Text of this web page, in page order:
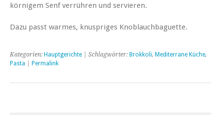
körnigem Senf verrühren und servieren.
Dazu passt warmes, knuspriges Knoblauchbaguette.
Kategorien: Hauptgerichte | Schlagwörter: Brokkoli, Mediterrane Küche,
Pasta
Permalink